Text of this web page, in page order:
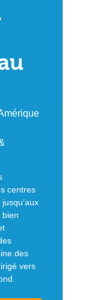
centres
bien
des
vers